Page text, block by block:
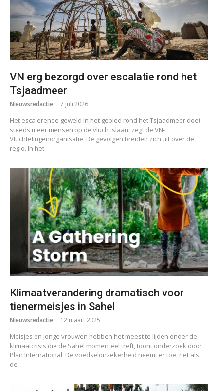
VN erg bezorgd over escalatie rond het
Tsjaadmeer
Nieuwsredactie 7 juli 2026
Het escalerende geweld in het gebied rond het Tsjaadmeer doet
steeds meer mensen op de vlucht slaan, zegt de VN-
Vluchtelingenorganisatie. De gevolgen breiden zich uit over de
regio. In het…
Klimaatverandering dramatisch voor
tienermeisjes in Sahel
Nieuwsredactie 12 maart 2025
Meisjes en jonge vrouwen hebben het meest te lijden onder de
klimaatcrisis die de Sahel momenteel treft, toont onderzoek door
Plan International. De voedselonzekerheid neemt er toe, net als
de…